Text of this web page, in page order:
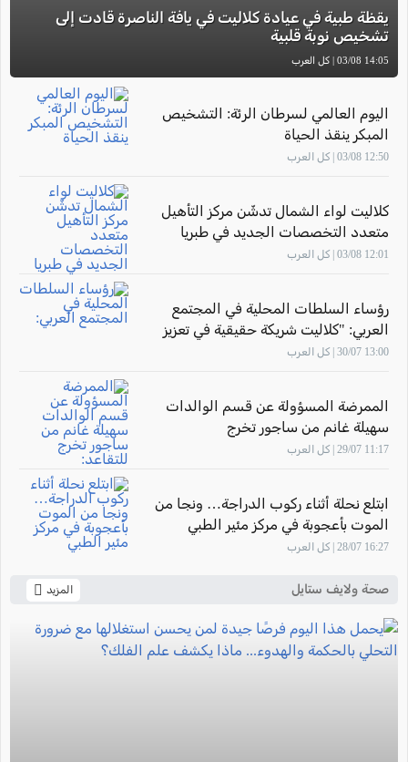
يقظة طبية في عيادة كلاليت في يافة الناصرة قادت إلى
تشخيص نوبة قلبية
14:05 03/08 | كل العرب
اليوم العالمي لسرطان الرئة: التشخيص
المبكر ينقذ الحياة
12:50 03/08 | كل العرب
كلاليت لواء الشمال تدشّن مركز التأهيل
متعدد التخصصات الجديد في طبريا
12:01 03/08 | كل العرب
رؤساء السلطات المحلية في المجتمع
العربي: "كلاليت شريكة حقيقية في تعزيز
صحة أهالينا"
13:00 30/07 | كل العرب
الممرضة المسؤولة عن قسم الوالدات
سهيلة غانم من ساجور تخرج
للتقاعد: "أشعر بالفخر لأنني ساهمت في
11:17 29/07 | كل العرب
ابتلع نحلة أثناء ركوب الدراجة… ونجا من
الموت بأعجوبة في مركز مئير الطبي
16:27 28/07 | كل العرب
صحة ولايف ستايل المزيد